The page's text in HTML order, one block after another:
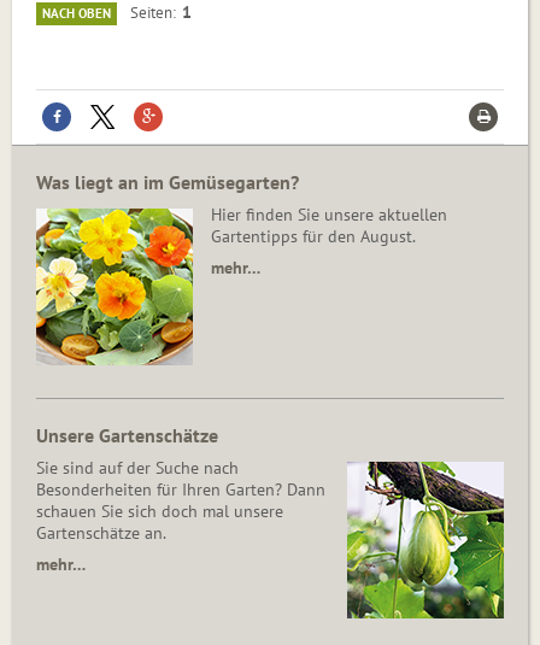
NACH OBEN Seiten 1
Was liegt an im Gemüsegarten?
Hier finden Sie unsere aktuellen
Gartentipps für den August.
mehr…
Unsere Gartenschätze
Sie sind auf der Suche nach
Besonderheiten für Ihren Garten? Dann
schauen Sie sich doch mal unsere
Gartenschätze an.
mehr…